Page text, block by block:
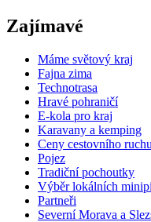
Zajímavé
Máme světový kraj
Fajna zima
Technotrasa
Hravé pohraničí
E-kola pro kraj
Karavany a kemping
Ceny cestovního ruchu
Pojez
Tradiční pochoutky
Výběr lokálních
Partneři
Severní Morava a